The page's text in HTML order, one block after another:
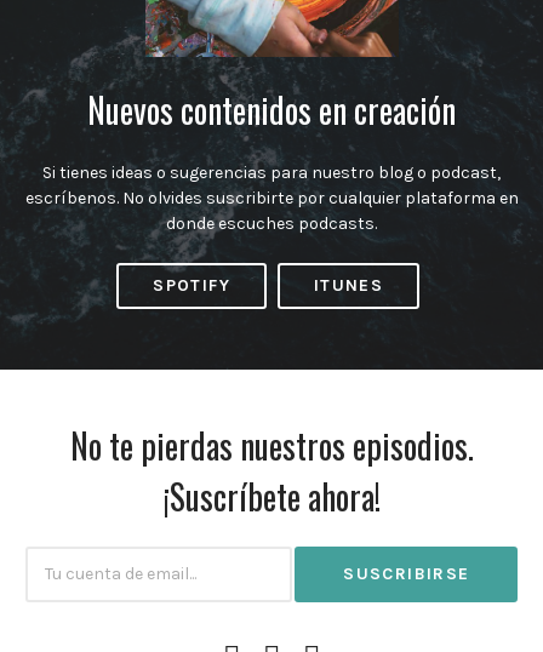
Nuevos contenidos en creación
Si tienes ideas o sugerencias para nuestro blog o podcast,
escríbenos. No olvides suscribirte por cualquier plataforma en
donde escuches podcasts.
SPOTIFY ITUNES
No te pierdas nuestros episodios.
¡Suscríbete ahora!
Email
FacebookInstagram